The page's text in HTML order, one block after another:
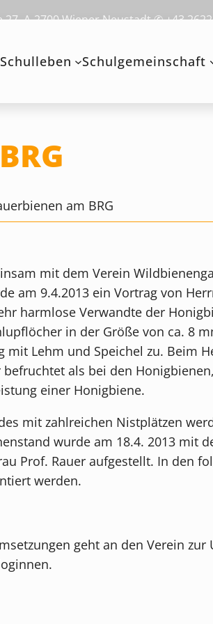
A-2700 Wiener Neustadt ✆ +43
Schulleben Schulgemeinschaft
am BRG
mit dem Verein
am 9.4.2013 ein Vortrag von
harmlose Verwandte der
in der Größe von ca. 8
mit Lehm und Speichel zu.
als bei den
einer Honigbiene.
mit zahlreichen Nistplätzen
wurde am 18.4. 2013 mit
Prof. Rauer aufgestellt. In den
werden.
geht an den Verein